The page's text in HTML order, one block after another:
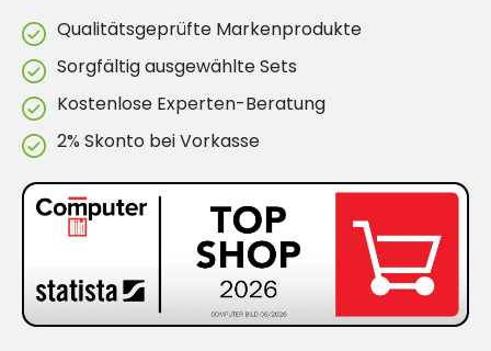
Qualitätsgeprüfte Markenprodukte
Sorgfältig ausgewählte Sets
Kostenlose Experten-Beratung
2% Skonto bei Vorkasse